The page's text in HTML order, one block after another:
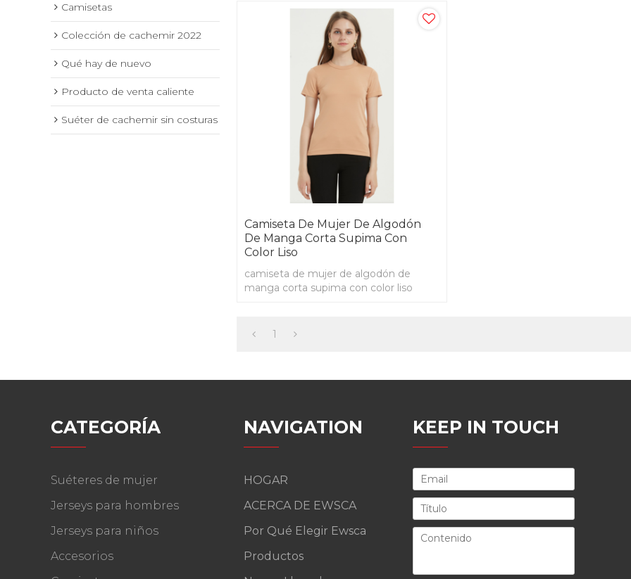
Camisetas
Colección de cachemir 2022
Qué hay de nuevo
Producto de venta caliente
Suéter de cachemir sin costuras
Camiseta De Mujer De Algodón
De Manga Corta Supima Con
Color Liso
camiseta de mujer de algodón de
manga corta supima con color liso
1
CATEGORÍA
Suéteres de mujer
Jerseys para hombres
Jerseys para niños
Accesorios
NAVIGATION
HOGAR
ACERCA DE EWSCA
Por Qué Elegir Ewsca
Productos
KEEP IN TOUCH